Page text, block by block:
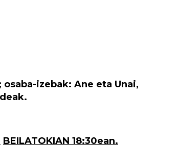
izebak: Ane eta Unai,
BEILATOKIAN 18:30ean.